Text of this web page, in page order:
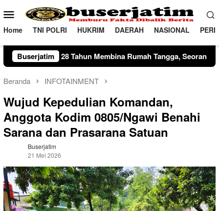
ke
konten
Menu
Mobile
Home TNI POLRI HUKRIM DAERAH NASIONAL
Buserjatim
Membina Rumah Tangga, Seorang Ibu Lima Anak
Beranda INFOTAINMENT
Wujud Kepedulian Komandan,
Anggota Kodim 0805/Ngawi Benahi
Sarana dan Prasarana Satuan
Buserjatim
21 Mei 2026